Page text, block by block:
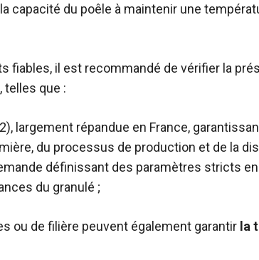
la capacité du poêle à maintenir une
fiables, il est recommandé de vérifier la
telles que :
largement répandue en France,
du processus de production et de la
définissant des paramètres stricts
du granulé ;
ou de filière peuvent également garantir la